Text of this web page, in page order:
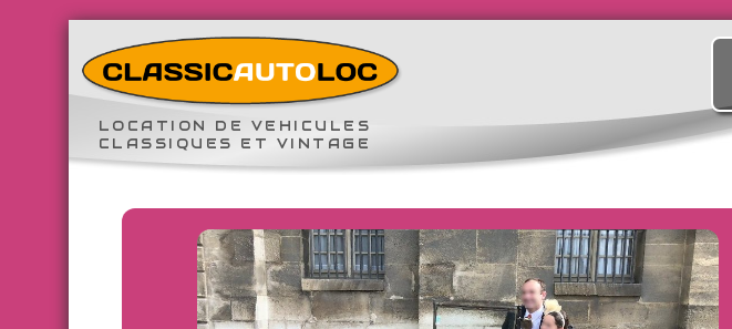
LOCATION DE VEHICULES
CLASSIQUES ET VINTAGE